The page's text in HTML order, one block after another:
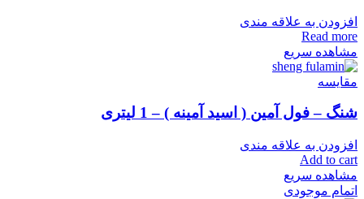
افزودن به علاقه مندی
Read more
مشاهده سریع
مقایسه
شنگ – فول آمین ( اسید آمینه ) – 1 لیتری
افزودن به علاقه مندی
Add to cart
مشاهده سریع
اتمام موجودی